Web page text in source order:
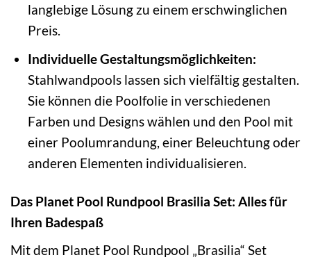
langlebige Lösung zu einem erschwinglichen
Preis.
Individuelle Gestaltungsmöglichkeiten:
Stahlwandpools lassen sich vielfältig gestalten.
Sie können die Poolfolie in verschiedenen
Farben und Designs wählen und den Pool mit
einer Poolumrandung, einer Beleuchtung oder
anderen Elementen individualisieren.
Das Planet Pool Rundpool Brasilia Set: Alles für
Ihren Badespaß
Mit dem Planet Pool Rundpool „Brasilia“ Set